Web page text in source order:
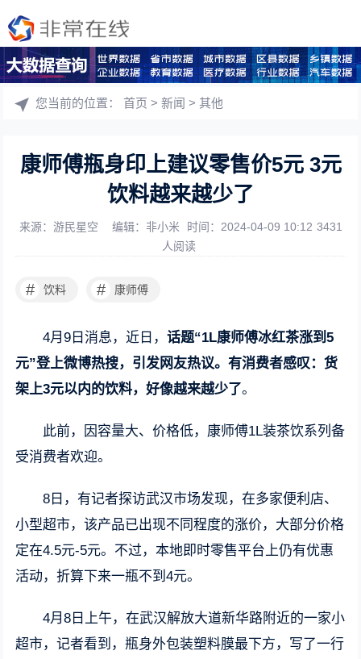
您当前的位置：首页 >新闻 >其他
康师傅瓶身印上建议零售价5元 3元
饮料越来越少了
来源：游民星空 编辑：非小米 时间：2024-04-09 10:12 3431
人阅读
# 饮料 # 康师傅
4月9日消息，近日，话题“1L康师傅冰红茶涨到5
元”登上微博热搜，引发网友热议。有消费者感叹：货
架上3元以内的饮料，好像越来越少了。
此前，因容量大、价格低，康师傅1L装茶饮系列备
受消费者欢迎。
8日，有记者探访武汉市场发现，在多家便利店、
小型超市，该产品已出现不同程度的涨价，大部分价格
定在4.5元-5元。不过，本地即时零售平台上仍有优惠
活动，折算下来一瓶不到4元。
4月8日上午，在武汉解放大道新华路附近的一家小
超市，记者看到，瓶身外包装塑料膜最下方，写了一行